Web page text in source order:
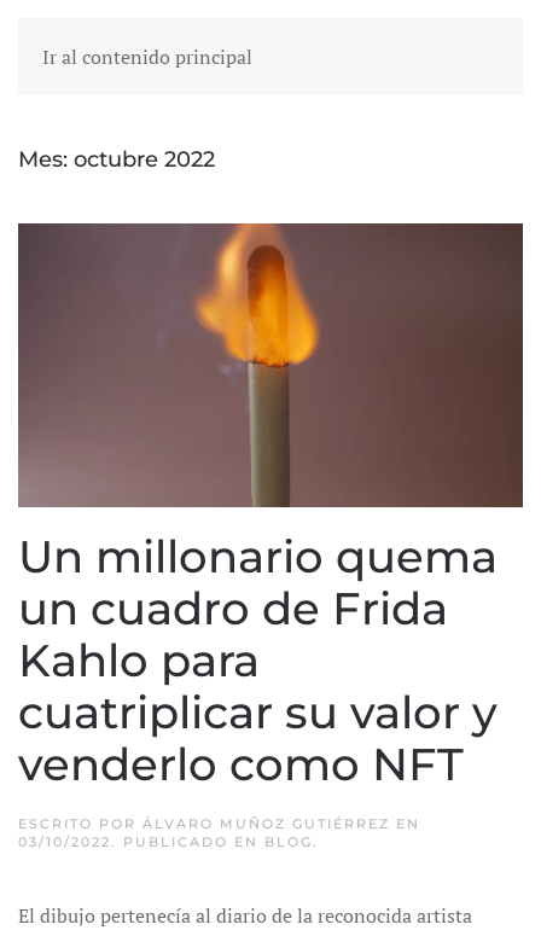
Ir al contenido principal
Mes: octubre 2022
Un millonario quema
un cuadro de Frida
Kahlo para
cuatriplicar su valor y
venderlo como NFT
ESCRITO POR ÁLVARO MUÑOZ GUTIÉRREZ EN
03/10/2022. PUBLICADO EN BLOG.
El dibujo pertenecía al diario de la reconocida artista